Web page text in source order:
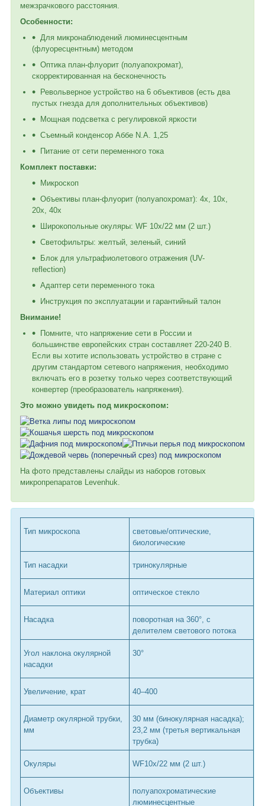
межзрачкового расстояния.
Особенности:
Для микронаблюдений люминесцентным
(флуоресцентным) методом
Оптика план-флуорит (полуапохромат),
скорректированная на бесконечность
Револьверное устройство на 6 объективов (есть два
пустых гнезда для дополнительных объективов)
Мощная подсветка с регулировкой яркости
Съемный конденсор Аббе N.A. 1,25
Питание от сети переменного тока
Комплект поставки:
Микроскоп
Объективы план-флуорит (полуапохромат): 4х, 10х,
20x, 40х
Широкопольные окуляры: WF 10х/22 мм (2 шт.)
Светофильтры: желтый, зеленый, синий
Блок для ультрафиолетового отражения (UV-
reflection)
Адаптер сети переменного тока
Инструкция по эксплуатации и гарантийный талон
Внимание!
Помните, что напряжение сети в России и
большинстве европейских стран составляет 220-240 В.
Если вы хотите использовать устройство в стране с
другим стандартом сетевого напряжения, необходимо
включать его в розетку только через соответствующий
конвертер (преобразователь напряжения).
Это можно увидеть под микроскопом:
На фото представлены слайды из наборов готовых
микропрепаратов Levenhuk.
Тип микроскопа
световые/оптические,
биологические
Тип насадки тринокулярные
Материал оптики оптическое стекло
Насадка
поворотная на 360°, с
делителем светового потока
Угол наклона окулярной
насадки
30°
Увеличение, крат 40–400
Диаметр окулярной трубки,
мм
30 мм (бинокулярная насадка);
23,2 мм (третья вертикальная
трубка)
Окуляры WF10x/22 мм (2 шт.)
Объективы
полуапохроматические
люминесцентные